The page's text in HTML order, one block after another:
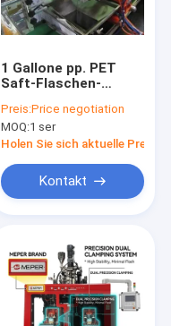
1 Gallone pp. PET
Saft-Flaschen-
Ausrüstung MP80D-1
vollautomatisch mit
Roboter
Preis:Price negotiation
MOQ:1 ser
Holen Sie sich aktuelle Preis
Kontakt